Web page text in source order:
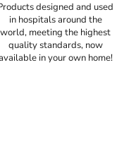
designed and used
in hospitals around the
world, meeting the highest
quality standards, now
in your own home!